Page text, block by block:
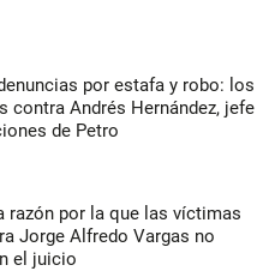
por estafa y robo: los
contra Andrés Hernández, jefe
de Petro
razón por la que las víctimas
Jorge Alfredo Vargas no
el juicio